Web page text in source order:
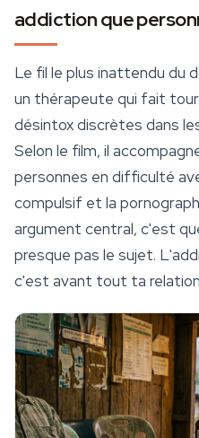
addiction que
Le fil le plus inattendu du
un thérapeute qui fait
désintox discrètes dans
Selon le film, il
personnes en difficulté
compulsif et la
argument central, c'est
presque pas le sujet.
c'est avant tout ta relation